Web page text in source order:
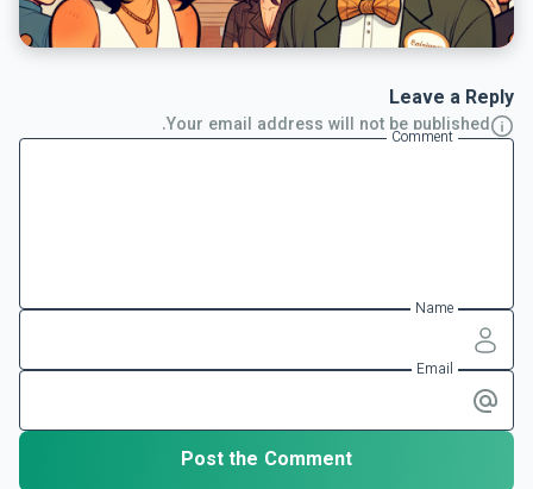
Leave a Reply
Your email address will not be published.
Comment
Name
Email
Post the Comment